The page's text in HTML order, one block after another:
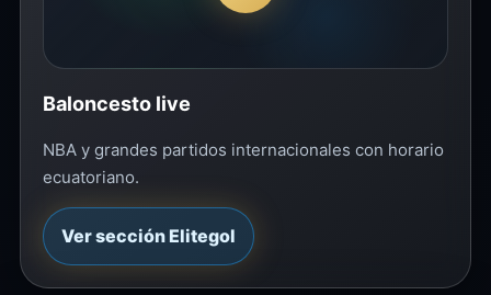
Baloncesto live
NBA y grandes partidos internacionales con horario
ecuatoriano.
Ver sección Elitegol